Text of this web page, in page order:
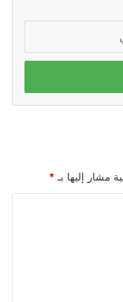
مشار إليها بـ *